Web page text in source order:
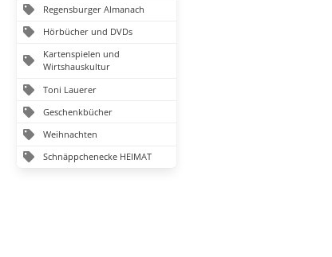
Regensburger Almanach
Hörbücher und DVDs
Kartenspielen und
Wirtshauskultur
Toni Lauerer
Geschenkbücher
Weihnachten
Schnäppchenecke HEIMAT